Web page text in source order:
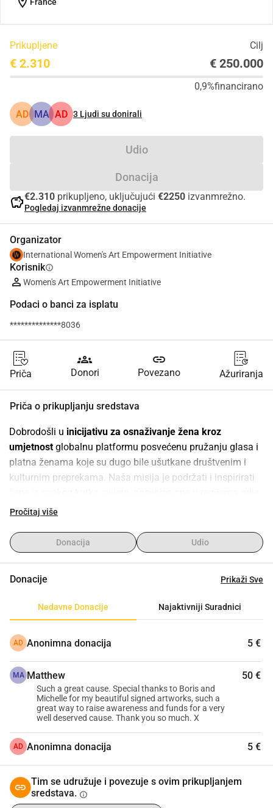
Prikupljene Cilj
€ 2.310 € 250.000
0,9%financirano
AD MA AD 3 Ljudi su donirali
Udio
Donacija
savings€2.310 prikupljeno, uključujući €2250 izvanmrežno.
Pogledaj izvanmrežne donacije
Organizator
International Women's Art Empowerment Initiative
Korisnikinfo
Women's Art Empowerment Initiative
Podaci o banci za isplatu
**************8036
Priča
groups
Donori
link
Povezano Ažuriranja
Priča o prikupljanju sredstava
Dobrodošli u inicijativu za osnaživanje žena kroz
umjetnost globalnu platformu posvećenu pružanju glasa i
platna ženama koje su dugo bile ušutkane društvenim i
kulturnim preprekama. Naša misija je podržati i inspirirati
je izražavanje umjetničke kreativnosti hrabar čin.
podrijetlo, može podijeliti svoju jedinstvenu umjetničku
viziju bez straha ili ograničenja. Kroz ovu inicijativu,
umjetničkog materijala, obuke, mentorstva i međunarodne
nadolazeće umjetnike koji su spremni transformirati svoje
izražavanje.
Pridruživanjem našoj crowdfunding kampanji, ne samo da
pomažete financirati umjetničke projekte; vi ste zagovornik
pokreta koji vjeruje da je umjetnost univerzalni jezik nade,
otpornosti i osnaživanja. Pridružite nam se u stvaranju
opipljive promjene. Pomozite nam pretvoriti kreativne
snove u stvarnost i osnažiti žene da oslikaju svjetliju,
hrabriju budućnost.
živote.
Tim za osnaživanje žena kroz umjetnost
Pročitaj više
Donacija Udio
Donacije Prikaži Sve
Nedavne Donacije Najaktivniji Suradnici
AD Anonimna donacija 5 €
MA Matthew 50 €
Such a great cause. Special thanks to Boris and
Michelle for my beautiful signed artworks, such a
great way to raise awareness and funds for a very
well deserved cause. Thank you so much. X
AD Anonimna donacija 5 €
Tim se udružuje i povezuje s ovim prikupljanjem
sredstava. info